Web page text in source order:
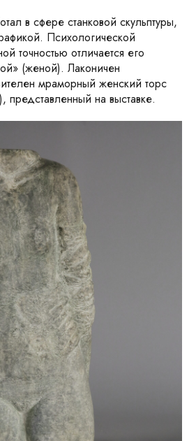
в сфере станковой скульптуры,
Психологической
точностью отличается его
(женой). Лаконичен
мраморный женский торс
на выставке.